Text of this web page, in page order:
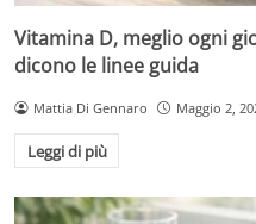
Vitamina D, meglio ogni
dicono le linee guida
Mattia Di Gennaro Maggio 2,
Leggi di più